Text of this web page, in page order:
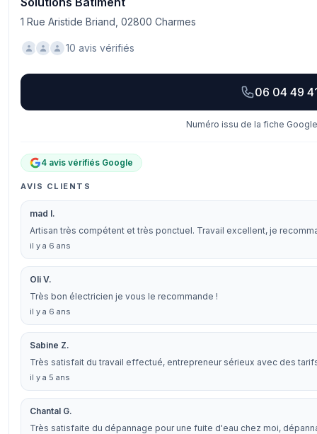
1 Rue Aristide Briand, 02800 Charmes
10 avis vérifiés
06 04 49
Numéro issu de la fiche
4 avis vérifiés Google
AVIS CLIENTS
mad I.
Artisan très compétent et très ponctuel. Travail excellent, je
il y a 6 ans
Oli V.
Très bon électricien je vous le recommande !
il y a 6 ans
Sabine Z.
Très satisfait du travail effectué, entrepreneur sérieux avec des
il y a 5 ans
Chantal G.
Très satisfaite du dépannage pour une fuite d'eau chez moi,